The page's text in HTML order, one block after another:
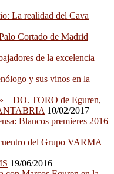
La realidad del Cava
Cortado de Madrid
de la excelencia
y sus vinos en la
– DO. TORO de Eguren,
10/02/2017
Blancos premieres 2016
del Grupo VARMA
19/06/2016